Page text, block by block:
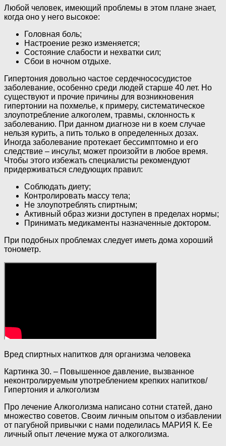
Любой человек, имеющий проблемы в этом плане знает,
когда оно у него высокое:
Головная боль;
Настроение резко изменяется;
Состояние слабости и нехватки сил;
Сбои в ночном отдыхе.
Гипертония довольно частое сердечнососудистое
заболевание, особенно среди людей старше 40 лет. Но
существуют и прочие причины для возникновения
гипертонии на похмелье, к примеру, систематическое
злоупотребление алкоголем, травмы, склонность к
заболеванию. При данном диагнозе ни в коем случае
нельзя курить, а пить только в определенных дозах.
Иногда заболевание протекает бессимптомно и его
следствие – инсульт, может произойти в любое время.
Чтобы этого избежать специалисты рекомендуют
придерживаться следующих правил:
Соблюдать диету;
Контролировать массу тела;
Не злоупотреблять спиртным;
Активный образ жизни доступен в пределах нормы;
Принимать медикаменты назначенные доктором.
При подобных проблемах следует иметь дома хороший
тонометр.
Вред спиртных напитков для организма человека
Картинка 30. – Повышенное давление, вызванное
неконтролируемым употреблением крепких напитков/
Гипертония и алкоголизм
Про лечение Алкоголизма написано сотни статей, дано
множество советов. Своим личным опытом о избавлении
от пагубной привычки с нами поделилась МАРИЯ К. Ее
личный опыт лечение мужа от алкоголизма.